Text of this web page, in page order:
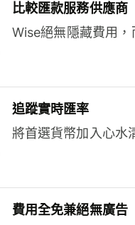
比較匯款服務供應商
Wise絕無隱藏費用
追蹤實時匯率
將首選貨幣加入心水
費用全免兼絕無廣告